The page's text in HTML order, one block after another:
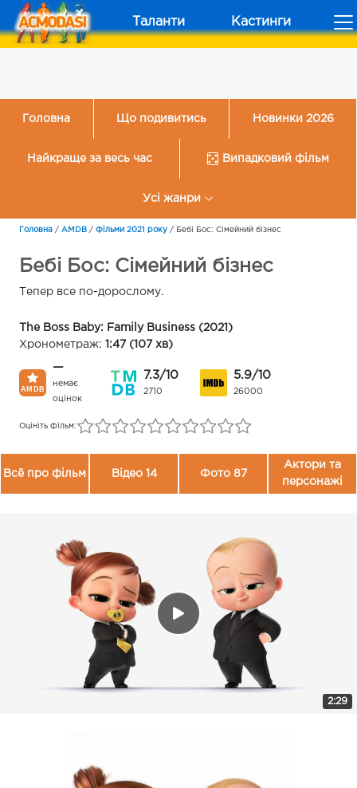
Таланти Кастинги
Головна Що подивитись Новинки 2026
Найкраще за весь час Випадковий фільм
Усі жанри
Головна / AMDB / Фільми 2021 року / Бебі Бос: Сімейний бізнес
Бебі Бос: Сімейний бізнес
Тепер все по-дорослому.
The Boss Baby: Family Business (2021)
Хронометраж: 1:47 (107 хв)
—
немає
оцінок
7.3/10
2710
5.9/10
26000
Оцініть фільм:
Всё про фільм Відео 14 Фото 87
Актори та
персонажі
2:29